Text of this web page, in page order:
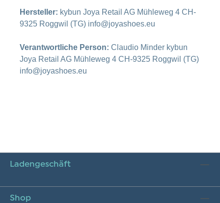
Hersteller: kybun Joya Retail AG Mühleweg 4 CH-
9325 Roggwil (TG) info@joyashoes.eu
Verantwortliche Person: Claudio Minder kybun
Joya Retail AG Mühleweg 4 CH-9325 Roggwil (TG)
info@joyashoes.eu
Ladengeschäft
Shop